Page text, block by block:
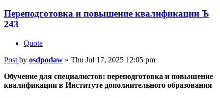
Переподготовка и повышение квалификации Ъ
243
Quote
Post by osdpodaw » Thu Jul 17, 2025 12:05 pm
Обучение для специалистов: переподготовка и повышение
квалификации в Институте дополнительного образования